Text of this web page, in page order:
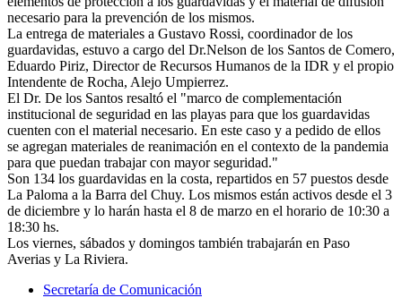
necesario para la prevención de los mismos.
La entrega de materiales a Gustavo Rossi, coordinador de los
guardavidas, estuvo a cargo del Dr.Nelson de los Santos de Comero,
Eduardo Piriz, Director de Recursos Humanos de la IDR y el propio
Intendente de Rocha, Alejo Umpierrez.
El Dr. De los Santos resaltó el "marco de complementación
institucional de seguridad en las playas para que los guardavidas
cuenten con el material necesario. En este caso y a pedido de ellos
se agregan materiales de reanimación en el contexto de la pandemia
para que puedan trabajar con mayor seguridad."
Son 134 los guardavidas en la costa, repartidos en 57 puestos desde
La Paloma a la Barra del Chuy. Los mismos están activos desde el 3
de diciembre y lo harán hasta el 8 de marzo en el horario de 10:30 a
18:30 hs.
Los viernes, sábados y domingos también trabajarán en Paso
Averias y La Riviera.
Secretaría de Comunicación